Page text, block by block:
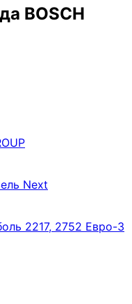
BOSCH
Next
2217, 2752 Евро-3